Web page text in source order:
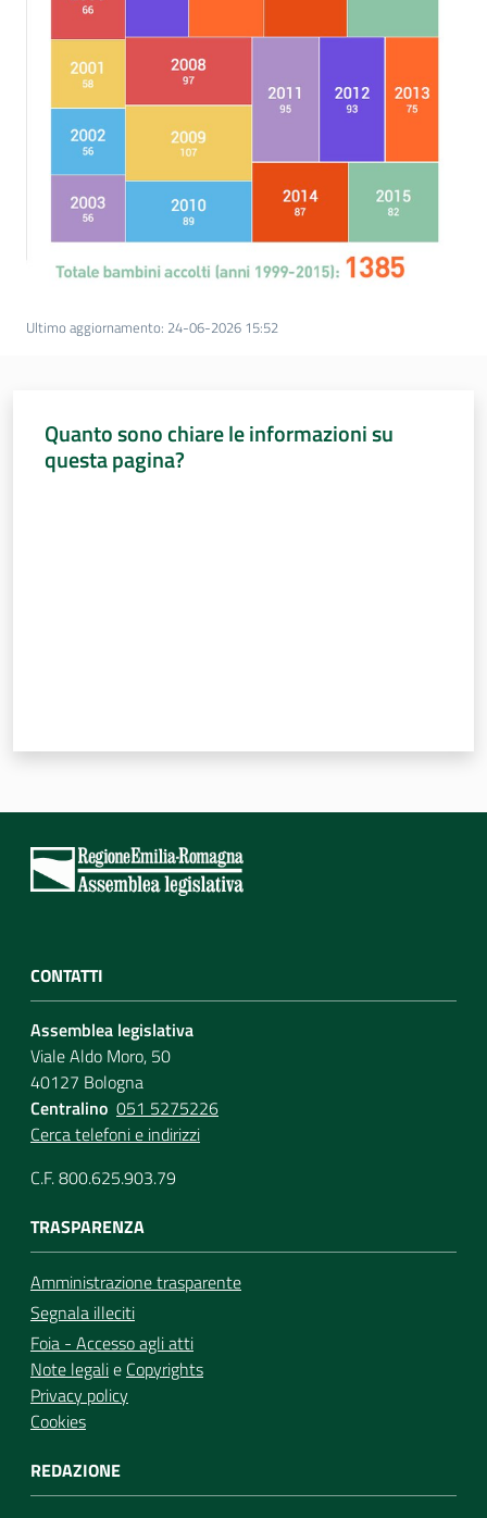
Ultimo aggiornamento: 24-06-2026 15:52
Quanto sono chiare le informazioni su
questa pagina?
CONTATTI
Assemblea legislativa
Viale Aldo Moro, 50
40127 Bologna
Centralino 051 5275226
Cerca telefoni e indirizzi
C.F. 800.625.903.79
TRASPARENZA
Amministrazione trasparente
Segnala illeciti
Foia - Accesso agli atti
Note legalie Copyrights
Privacy policy
Cookies
REDAZIONE